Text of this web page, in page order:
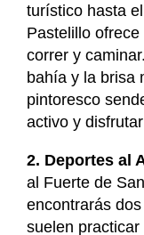
turístico hasta
Pastelillo
correr y
bahía y la brisa
pintoresco
activo y
2. Deportes al
al Fuerte de
encontrarás
suelen